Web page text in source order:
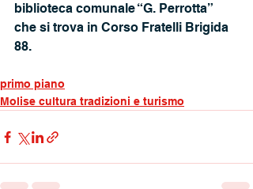
biblioteca comunale “G. Perrotta”
che si trova in Corso Fratelli Brigida
88.
primo piano
Molise cultura tradizioni e turismo